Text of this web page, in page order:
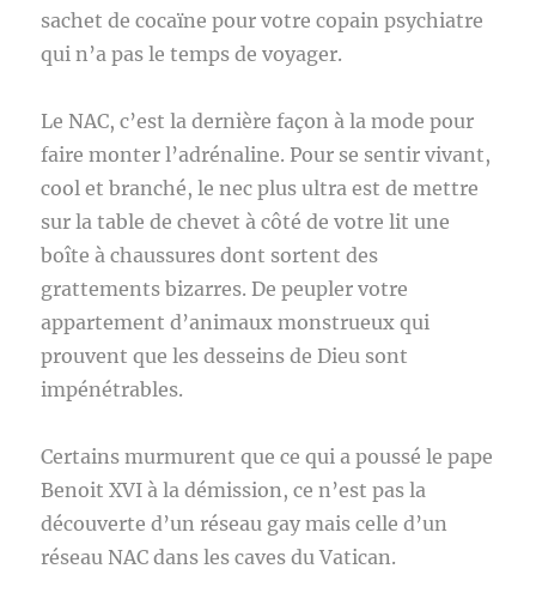
sachet de cocaïne pour votre copain psychiatre
qui n’a pas le temps de voyager.
Le NAC, c’est la dernière façon à la mode pour
faire monter l’adrénaline. Pour se sentir vivant,
cool et branché, le nec plus ultra est de mettre
sur la table de chevet à côté de votre lit une
boîte à chaussures dont sortent des
grattements bizarres. De peupler votre
appartement d’animaux monstrueux qui
prouvent que les desseins de Dieu sont
impénétrables.
Certains murmurent que ce qui a poussé le pape
Benoit XVI à la démission, ce n’est pas la
découverte d’un réseau gay mais celle d’un
réseau NAC dans les caves du Vatican.